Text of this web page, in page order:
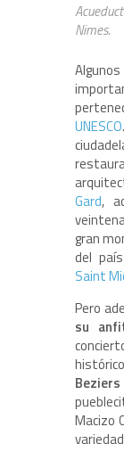
Nimes.
UNESCO
Gard,
gran
del
Saint
Pero
su
Macizo